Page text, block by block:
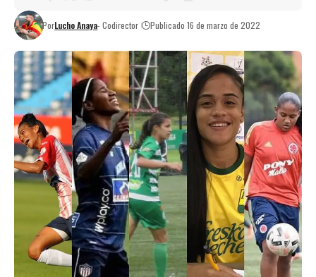
PorLucho Anaya- Codirector Publicado 16 de marzo de 2022